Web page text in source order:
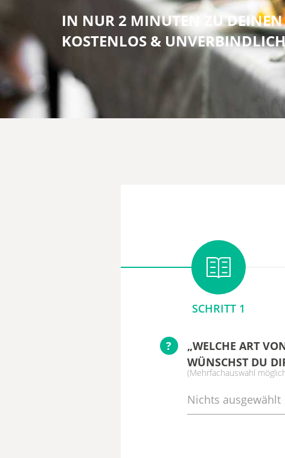
IN NUR 2 MINUTEN ZU
KOSTENLOS & UNVERBINDLICH
SCHRITT 1
?
„WELCHE ART
WÜNSCHST DU
(Mehrfachauswahl
Nichts ausgewählt